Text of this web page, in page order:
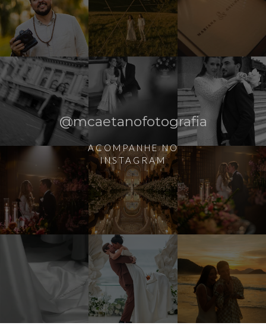
@mcaetanofotografia
ACOMPANHE NO
INSTAGRAM